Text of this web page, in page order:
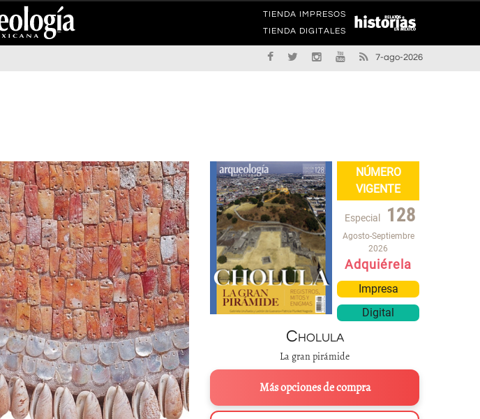
TIENDA IMPRESOS
TIENDA DIGITALES
7-ago-2026
NÚMERO
VIGENTE
Especial 128
Agosto-Septiembre
2026
Adquiérela
Impresa
Digital
Cholula
La gran pirámide
Más opciones de compra